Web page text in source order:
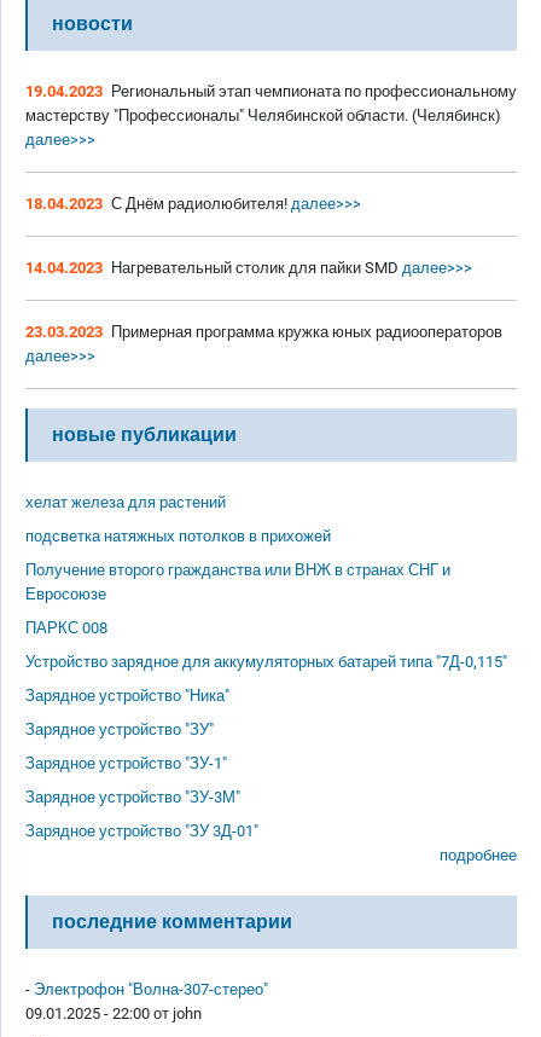
новости
19.04.2023 Региональный этап чемпионата по профессиональному
мастерству "Профессионалы" Челябинской области. (Челябинск)
далее>>>
18.04.2023 С Днём радиолюбителя! далее>>>
14.04.2023 Нагревательный столик для пайки SMD далее>>>
23.03.2023 Примерная программа кружка юных радиооператоров
далее>>>
новые публикации
хелат железа для растений
подсветка натяжных потолков в прихожей
Получение второго гражданства или ВНЖ в странах СНГ и
Евросоюзе
ПАРКС 008
Устройство зарядное для аккумуляторных батарей типа "7Д-0,115"
Зарядное устройство "Ника"
Зарядное устройство "ЗУ"
Зарядное устройство "ЗУ-1"
Зарядное устройство "ЗУ-3М"
Зарядное устройство "ЗУ 3Д-01"
подробнее
последние комментарии
- Электрофон "Волна-307-стерео"
09.01.2025 - 22:00 от john